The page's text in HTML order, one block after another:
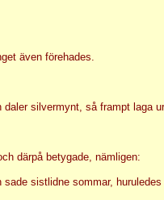
även förehades.
silvermynt, så frampt laga
därpå betygade, nämligen:
sistlidne sommar,